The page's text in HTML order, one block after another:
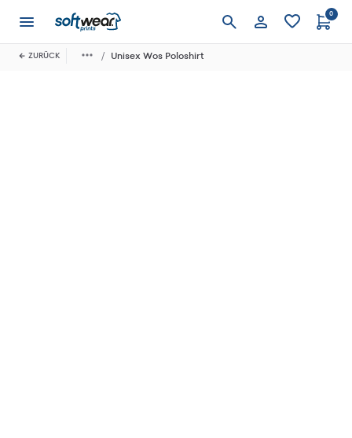
Anmelden
0
ZURÜCK Unisex Wos Poloshirt